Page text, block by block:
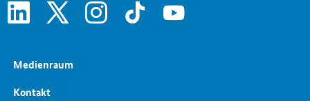
linkedin instagram tiktok youtube
Medienraum
Kontakt